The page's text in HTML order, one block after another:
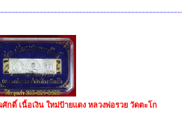
ดิ์ เนื้อเงิน ใหม่ป้ายแดง หลวงพ่อรวย วัดตะโก